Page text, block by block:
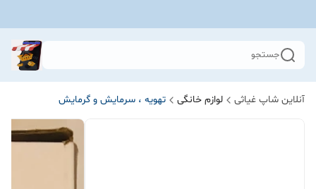
جستجو
آنلاین شاپ غیاثی لوازم خانگی تهویه ، سرمایش و گرمایش